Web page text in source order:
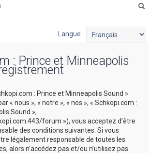
Langue :
: Prince et Minneapolis
: Prince et Minneapolis Sound »
« nous », « notre », « nos », « Schkopi.com :
Sound »,
forum »), vous acceptez d’être
des conditions suivantes. Si vous
légalement responsable de toutes les
alors n’accédez pas et/ou n’utilisez pas